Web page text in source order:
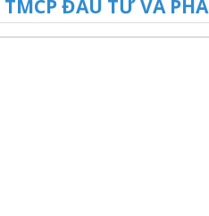
ĐẦU TƯ VÀ